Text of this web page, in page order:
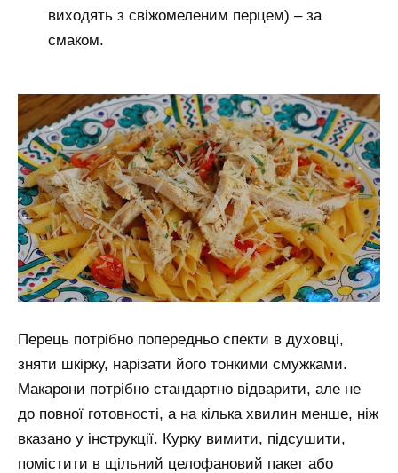
виходять з свіжомеленим перцем) – за
смаком.
Перець потрібно попередньо спекти в духовці,
зняти шкірку, нарізати його тонкими смужками.
Макарони потрібно стандартно відварити, але не
до повної готовності, а на кілька хвилин менше, ніж
вказано у інструкції. Курку вимити, підсушити,
помістити в щільний целофановий пакет або